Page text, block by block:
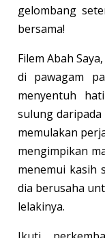
gelombang
bersama!
Filem Abah
di pawagam
menyentuh
sulung
memulakan
mengimpikan
menemui kasih
dia berusaha
lelakinya.